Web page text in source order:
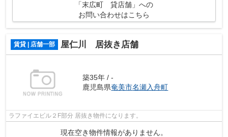
「末広町 貸店舗」への
お問い合わせはこちら
賃貸 | 店舗一部 屋仁川 居抜き店舗
築35年 / -
鹿児島県奄美市名瀬入舟町
ラファイエビル２F部分 居抜き物件になります。
現在空き物件情報がありません。